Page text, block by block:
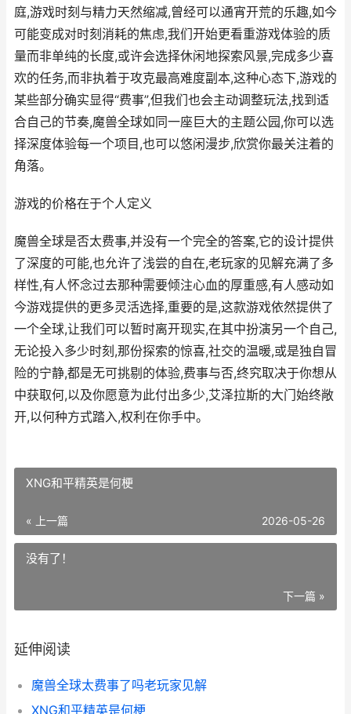
庭,游戏时刻与精力天然缩减,曾经可以通宵开荒的乐趣,如今
可能变成对时刻消耗的焦虑,我们开始更看重游戏体验的质
量而非单纯的长度,或许会选择休闲地探索风景,完成多少喜
欢的任务,而非执着于攻克最高难度副本,这种心态下,游戏的
某些部分确实显得“费事”,但我们也会主动调整玩法,找到适
合自己的节奏,魔兽全球如同一座巨大的主题公园,你可以选
择深度体验每一个项目,也可以悠闲漫步,欣赏你最关注着的
角落。
游戏的价格在于个人定义
魔兽全球是否太费事,并没有一个完全的答案,它的设计提供
了深度的可能,也允许了浅尝的自在,老玩家的见解充满了多
样性,有人怀念过去那种需要倾注心血的厚重感,有人感动如
今游戏提供的更多灵活选择,重要的是,这款游戏依然提供了
一个全球,让我们可以暂时离开现实,在其中扮演另一个自己,
无论投入多少时刻,那份探索的惊喜,社交的温暖,或是独自冒
险的宁静,都是无可挑剔的体验,费事与否,终究取决于你想从
中获取何,以及你愿意为此付出多少,艾泽拉斯的大门始终敞
开,以何种方式踏入,权利在你手中。
XNG和平精英是何梗
« 上一篇 2026-05-26
没有了！
下一篇 »
延伸阅读
魔兽全球太费事了吗老玩家见解
XNG和平精英是何梗